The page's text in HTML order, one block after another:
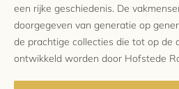
een rijke geschiedenis. De
doorgegeven van generatie op
de prachtige collecties die tot op de
ontwikkeld worden door Hofstede